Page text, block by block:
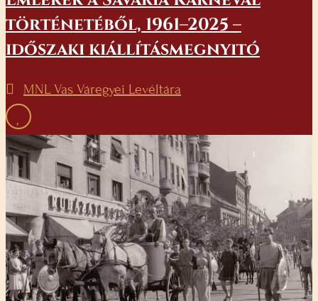
történetéből, 1961–2025 –
időszaki kiállításmegnyitó
MNL Vas Váregyei Levéltára